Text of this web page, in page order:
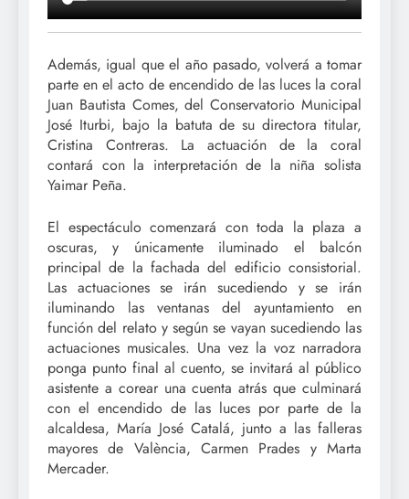
Además, igual que el año pasado, volverá a tomar
parte en el acto de encendido de las luces la coral
Juan Bautista Comes, del Conservatorio Municipal
José Iturbi, bajo la batuta de su directora titular,
Cristina Contreras. La actuación de la coral
contará con la interpretación de la niña solista
Yaimar Peña.
El espectáculo comenzará con toda la plaza a
oscuras, y únicamente iluminado el balcón
principal de la fachada del edificio consistorial.
Las actuaciones se irán sucediendo y se irán
iluminando las ventanas del ayuntamiento en
función del relato y según se vayan sucediendo las
actuaciones musicales. Una vez la voz narradora
ponga punto final al cuento, se invitará al público
asistente a corear una cuenta atrás que culminará
con el encendido de las luces por parte de la
alcaldesa, María José Catalá, junto a las falleras
mayores de València, Carmen Prades y Marta
Mercader.